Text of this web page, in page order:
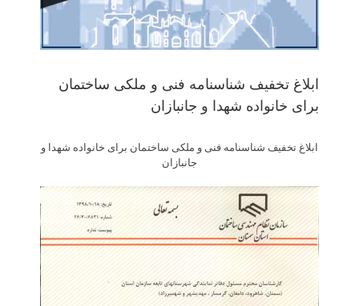
ابلاغ تخفیف شناسنامه فنی و ملکی ساختمان
برای خانواده شهدا و جانبازان
ابلاغ تخفیف شناسنامه فنی و ملکی ساختمان برای خانواده شهدا و
جانبازان